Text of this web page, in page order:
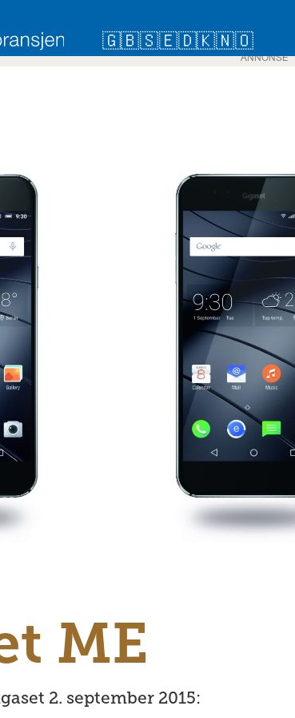
🇬🇧🇸🇪🇩🇰🇳🇴
ANNONSE
ME
2. september 2015: